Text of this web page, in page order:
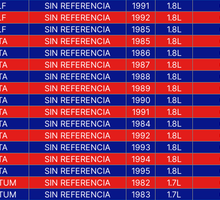
SIN REFERENCIA 1991 1.8L
SIN REFERENCIA 1992 1.8L
SIN REFERENCIA 1985 1.8L
SIN REFERENCIA 1985 1.8L
SIN REFERENCIA 1986 1.8L
SIN REFERENCIA 1987 1.8L
SIN REFERENCIA 1988 1.8L
SIN REFERENCIA 1989 1.8L
SIN REFERENCIA 1990 1.8L
SIN REFERENCIA 1991 1.8L
SIN REFERENCIA 1984 1.8L
SIN REFERENCIA 1992 1.8L
SIN REFERENCIA 1993 1.8L
SIN REFERENCIA 1994 1.8L
SIN REFERENCIA 1995 1.8L
SIN REFERENCIA 1982 1.7L
SIN REFERENCIA 1983 1.7L